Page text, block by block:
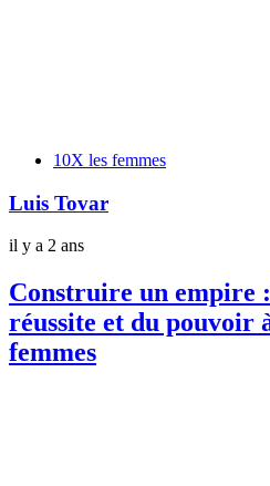
Tags 10X les femmes
Luis Tovar
il y a 2 ans
Construire un empire
réussite et du pouvoir
femmes